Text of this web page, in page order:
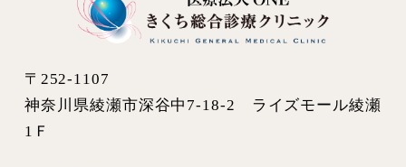
〒252-1107
神奈川県綾瀬市深谷中7-18-2 ライズモール綾瀬
1Ｆ